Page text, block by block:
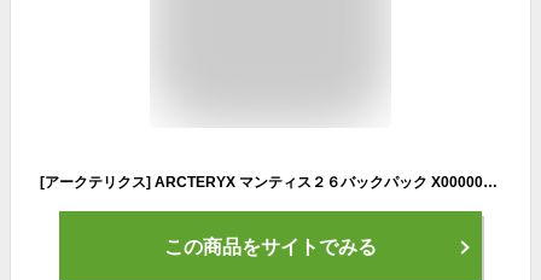
[アークテリクス] ARCTERYX マンティス２６バックパック X000006044 Black NA
この商品をサイトでみる